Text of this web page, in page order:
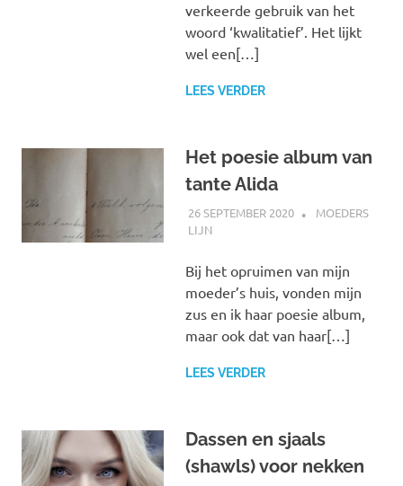
verkeerde gebruik van het
woord ‘kwalitatief’. Het lijkt
wel een[…]
LEES VERDER
Het poesie album van
tante Alida
26 SEPTEMBER 2020 MARJOLEIN
MOEDERS
LIJN
Bij het opruimen van mijn
moeder’s huis, vonden mijn
zus en ik haar poesie album,
maar ook dat van haar[…]
LEES VERDER
Dassen en sjaals
(shawls) voor nekken